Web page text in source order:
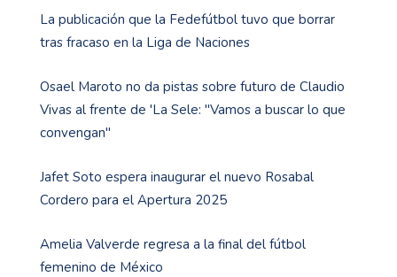
La publicación que la Fedefútbol tuvo que borrar
tras fracaso en la Liga de Naciones
Osael Maroto no da pistas sobre futuro de Claudio
Vivas al frente de 'La Sele: "Vamos a buscar lo que
convengan"
Jafet Soto espera inaugurar el nuevo Rosabal
Cordero para el Apertura 2025
Amelia Valverde regresa a la final del fútbol
femenino de México